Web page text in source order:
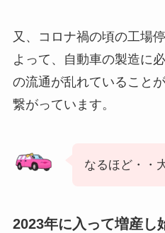
又、コロナ禍の頃の工場
よって、自動車の製造に
の流通が乱れていること
繋がっています。
なるほど・・
2023年に入って増産し